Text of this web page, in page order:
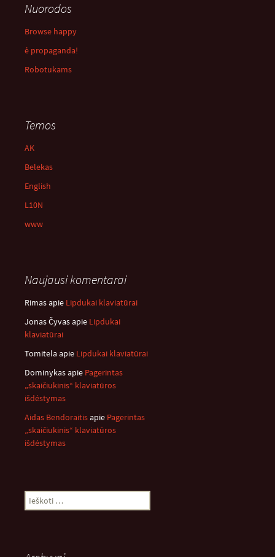
Nuorodos
Browse happy
ė propaganda!
Robotukams
Temos
AK
Belekas
English
L10N
www
Naujausi komentarai
Rimasapie Lipdukai klaviatūrai
Jonas Čyvasapie Lipdukai
klaviatūrai
Tomitelaapie Lipdukai klaviatūrai
Dominykasapie Pagerintas
„skaičiukinis“ klaviatūros
išdėstymas
Aidas Bendoraitisapie Pagerintas
„skaičiukinis“ klaviatūros
išdėstymas
Ieškoti: